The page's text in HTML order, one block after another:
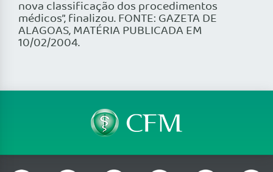
nova classificação dos procedimentos
médicos”, finalizou. FONTE: GAZETA DE
ALAGOAS, MATÉRIA PUBLICADA EM
10/02/2004.